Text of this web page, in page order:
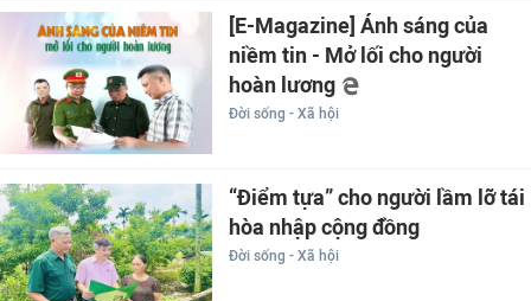
[E-Magazine] Ánh sáng của
niềm tin - Mở lối cho người
hoàn lương
Đời sống - Xã hội
“Điểm tựa” cho người lầm lỡ tái
hòa nhập cộng đồng
Đời sống - Xã hội